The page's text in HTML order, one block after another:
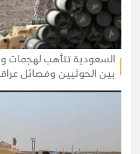
السعودية تتأهب لهجمات
بين الحوثيين وفصائل